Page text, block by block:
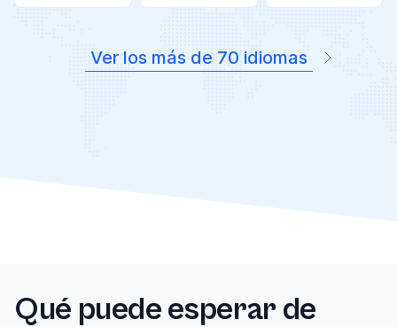
Ver los más de 70 idiomas
Qué puede esperar de